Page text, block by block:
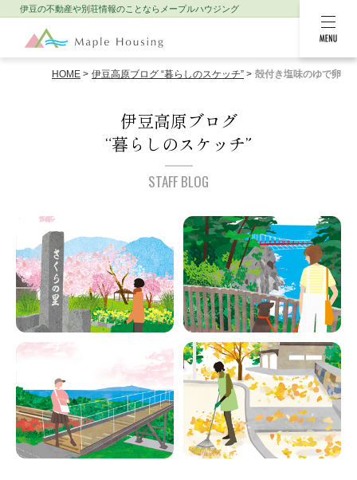
MENU
伊豆の不動産や別荘情報のことなら メープルハウジング
HOME 伊豆高原ブログ “暮らしのスケッチ” 殻付き塩味のゆで卵
伊豆高原ブログ
“暮らしのスケッチ”
STAFF BLOG